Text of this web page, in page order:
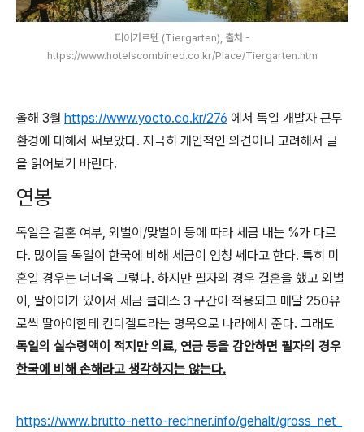
티어가르텐 (Tiergarten), 출처 -
https://www.hotelscombined.co.kr/Place/Tiergarten.htm
올해 3월 https://www.yocto.co.kr/276 에서 독일 개발자 근무
환경에 대해서 써보았다. 지극히 개인적인 의견이니 고려해서 글
을 읽어보기 바란다.
연봉
독일은 결혼 여부, 외벌이/맞벌이 등에 따라 세금 내는 %가 다르
다. 많이들 독일이 한국에 비해 세금이 엄청 쎄다고 한다. 특히 미
혼일 경우는 더더욱 그렇다. 하지만 필자의 경우 결혼을 했고 외벌
이, 딸아이가 있어서 세금 클래스 3 구간이 적용되고 매달 250유
로씩 딸아이한테 킨더겔트라는 명목으로 나라에서 준다. 그래도
독일의 실수령액이 적지만 의료, 연금 등을 감안하면 필자의 경우
한국에 비해 손해라고 생각하지는 않는다.
https://www.brutto-netto-rechner.info/gehalt/gross_net_